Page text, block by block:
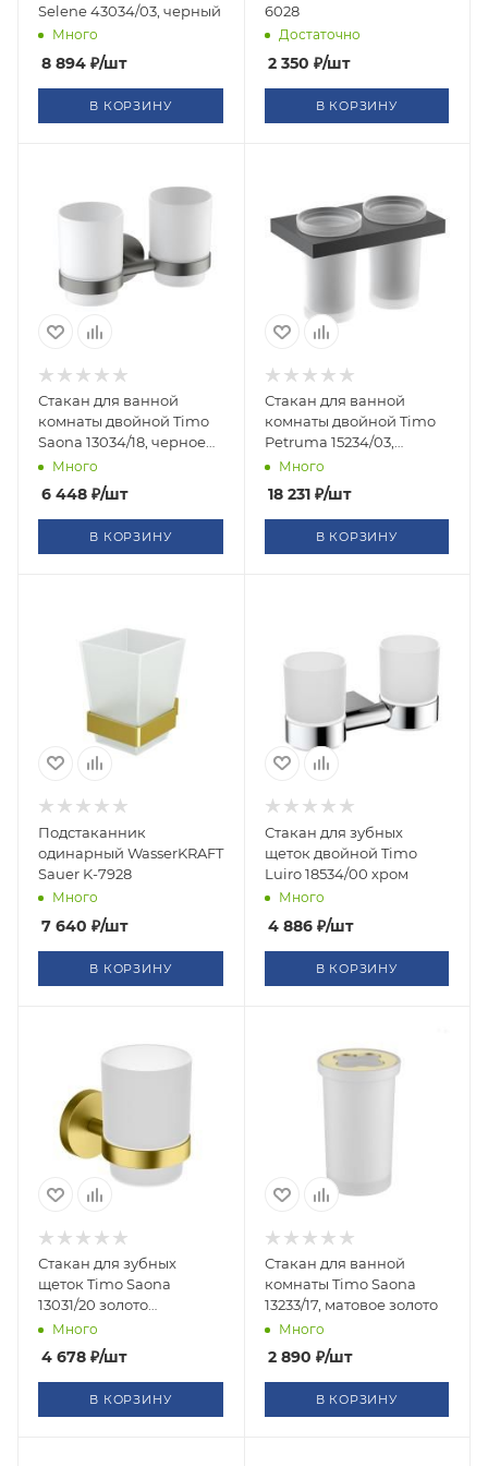
Selene 43034/03, черный
Много
8 894 ₽/шт
В КОРЗИНУ
6028
Достаточно
2 350 ₽/шт
В КОРЗИНУ
Стакан для ванной
комнаты двойной Timo
Saona 13034/18, черное
золото
Много
6 448 ₽/шт
В КОРЗИНУ
Стакан для ванной
комнаты двойной Timo
Petruma 15234/03,
черный
Много
18 231₽/шт
В КОРЗИНУ
Подстаканник
одинарный WasserKRAFT
Sauer K-7928
Много
7 640 ₽/шт
В КОРЗИНУ
Стакан для зубных
щеток двойной Timo
Luiro 18534/00 хром
Много
4 886₽/шт
В КОРЗИНУ
Стакан для зубных
щеток Timo Saona
13031/20 золото
шлифованное
Много
4 678 ₽/шт
В КОРЗИНУ
Стакан для ванной
комнаты Timo Saona
13233/17, матовое золото
Много
2 890 ₽/шт
В КОРЗИНУ